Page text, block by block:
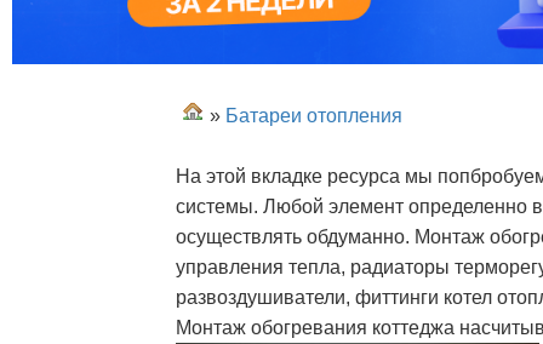
» Батареи отопления
На этой вкладке ресурса мы
системы. Любой элемент определенно
осуществлять обдуманно. Монтаж
управления тепла, радиаторы
развоздушиватели, фиттинги котел
Монтаж обогревания коттеджа